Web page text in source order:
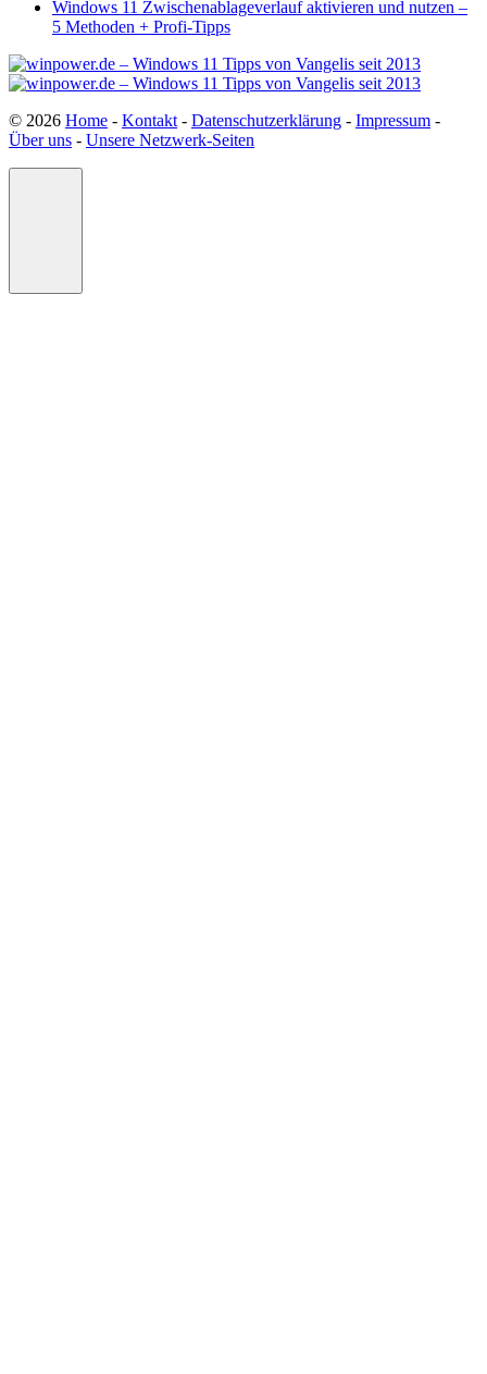
Windows 11 Zwischenablageverlauf aktivieren und nutzen –
5 Methoden + Profi-Tipps
© 2026 Home - Kontakt - Datenschutzerklärung - Impressum -
Über uns - Unsere Netzwerk-Seiten